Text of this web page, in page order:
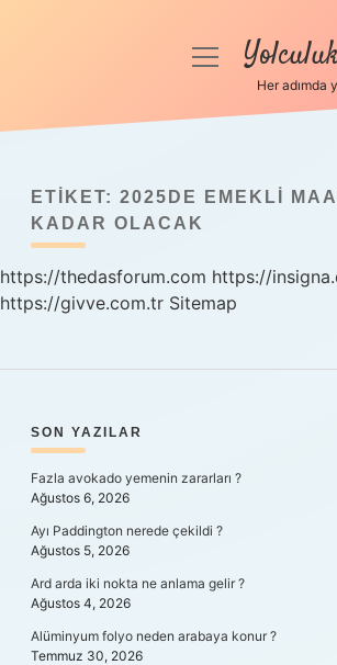
Anasayfa
Yasal Uyarı
Hakkımızda
menüyü
Her adımda
ETIKET: 2025DE EMEKLI
KADAR OLACAK
https://thedasforum.com https://
https://givve.com.tr Sitemap
SIDEBAR
SON YAZILAR
Fazla avokado yemenin zararları ?
Ağustos 6, 2026
Ayı Paddington nerede çekildi ?
Ağustos 5, 2026
Ard arda iki nokta ne anlama gelir ?
Ağustos 4, 2026
Alüminyum folyo neden arabaya konur ?
Temmuz 30, 2026